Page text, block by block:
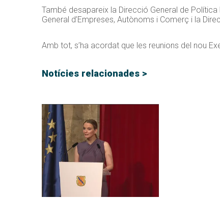
També desapareix la Direcció General de
General d’Empreses, Autònoms i Comerç i la
Amb tot, s’ha acordat que les reunions del nou
Notícies relacionades >